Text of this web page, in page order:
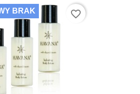
BRAK favorite_border